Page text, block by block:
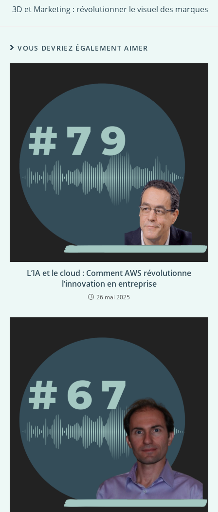
3D et Marketing : révolutionner le visuel des marques
VOUS DEVRIEZ ÉGALEMENT AIMER
L’IA et le cloud : Comment AWS révolutionne
l’innovation en entreprise
26 mai 2025